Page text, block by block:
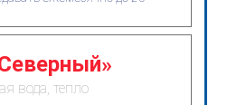
вода, тепло